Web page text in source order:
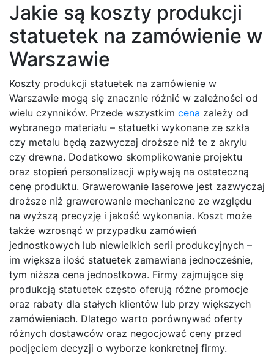
Jakie są koszty produkcji
statuetek na zamówienie w
Warszawie
Koszty produkcji statuetek na zamówienie w
Warszawie mogą się znacznie różnić w zależności od
wielu czynników. Przede wszystkim cena zależy od
wybranego materiału – statuetki wykonane ze szkła
czy metalu będą zazwyczaj droższe niż te z akrylu
czy drewna. Dodatkowo skomplikowanie projektu
oraz stopień personalizacji wpływają na ostateczną
cenę produktu. Grawerowanie laserowe jest zazwyczaj
droższe niż grawerowanie mechaniczne ze względu
na wyższą precyzję i jakość wykonania. Koszt może
także wzrosnąć w przypadku zamówień
jednostkowych lub niewielkich serii produkcyjnych –
im większa ilość statuetek zamawiana jednocześnie,
tym niższa cena jednostkowa. Firmy zajmujące się
produkcją statuetek często oferują różne promocje
oraz rabaty dla stałych klientów lub przy większych
zamówieniach. Dlatego warto porównywać oferty
różnych dostawców oraz negocjować ceny przed
podjęciem decyzji o wyborze konkretnej firmy.